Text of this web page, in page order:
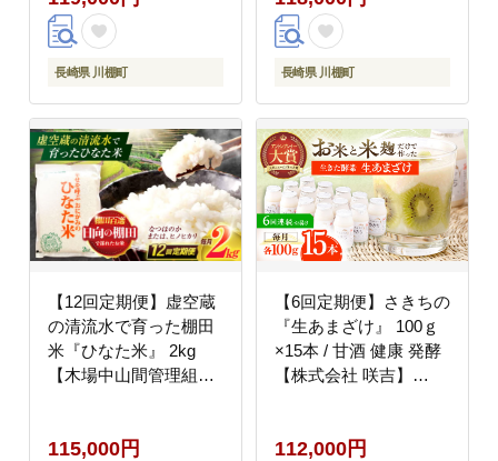
長崎県 川棚町 長崎県 川棚町
【12回定期便】虚空蔵
の清流水で育った棚田
米『ひなた米』 2kg
【木場中山間管理組
115,000円
【6回定期便】さきちの
『生あまざけ』 100ｇ
×15本 / 甘酒 健康 発酵
【株式会社 咲吉】
112,000円